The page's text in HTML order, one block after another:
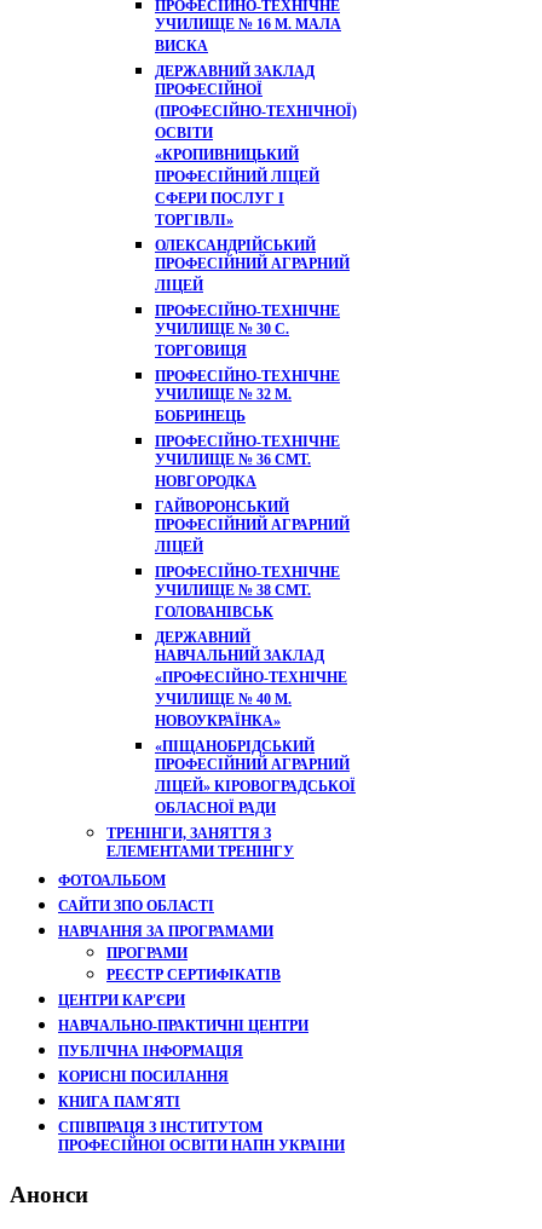
ПРОФЕСІЙНО-ТЕХНІЧНЕ
УЧИЛИЩЕ № 16 М. МАЛА
ВИСКА
ДЕРЖАВНИЙ ЗАКЛАД
ПРОФЕСІЙНОЇ
(ПРОФЕСІЙНО-ТЕХНІЧНОЇ)
ОСВІТИ
«КРОПИВНИЦЬКИЙ
ПРОФЕСІЙНИЙ ЛІЦЕЙ
СФЕРИ ПОСЛУГ І
ТОРГІВЛІ»
ОЛЕКСАНДРІЙСЬКИЙ
ПРОФЕСІЙНИЙ АГРАРНИЙ
ЛІЦЕЙ
ПРОФЕСІЙНО-ТЕХНІЧНЕ
УЧИЛИЩЕ № 30 С.
ТОРГОВИЦЯ
ПРОФЕСІЙНО-ТЕХНІЧНЕ
УЧИЛИЩЕ № 32 М.
БОБРИНЕЦЬ
ПРОФЕСІЙНО-ТЕХНІЧНЕ
УЧИЛИЩЕ № 36 СМТ.
НОВГОРОДКА
ГАЙВОРОНСЬКИЙ
ПРОФЕСІЙНИЙ АГРАРНИЙ
ЛІЦЕЙ
ПРОФЕСІЙНО-ТЕХНІЧНЕ
УЧИЛИЩЕ № 38 СМТ.
ГОЛОВАНІВСЬК
ДЕРЖАВНИЙ
НАВЧАЛЬНИЙ ЗАКЛАД
«ПРОФЕСІЙНО-ТЕХНІЧНЕ
УЧИЛИЩЕ № 40 М.
НОВОУКРАЇНКА»
«ПІЩАНОБРІДСЬКИЙ
ПРОФЕСІЙНИЙ АГРАРНИЙ
ЛІЦЕЙ» КІРОВОГРАДСЬКОЇ
ОБЛАСНОЇ РАДИ
ТРЕНІНГИ, ЗАНЯТТЯ З
ЕЛЕМЕНТАМИ ТРЕНІНГУ
ФОТОАЛЬБОМ
САЙТИ ЗПО ОБЛАСТІ
НАВЧАННЯ ЗА ПРОГРАМАМИ
ПРОГРАМИ
РЕЄСТР СЕРТИФІКАТІВ
ЦЕНТРИ КАР'ЄРИ
НАВЧАЛЬНО-ПРАКТИЧНІ ЦЕНТРИ
ПУБЛІЧНА ІНФОРМАЦІЯ
КОРИСНІ ПОСИЛАННЯ
КНИГА ПАМ`ЯТІ
СПІВПРАЦЯ З ІНСТИТУТОМ
ПРОФЕСІЙНОІ ОСВІТИ НАПН УКРАІНИ
Анонси